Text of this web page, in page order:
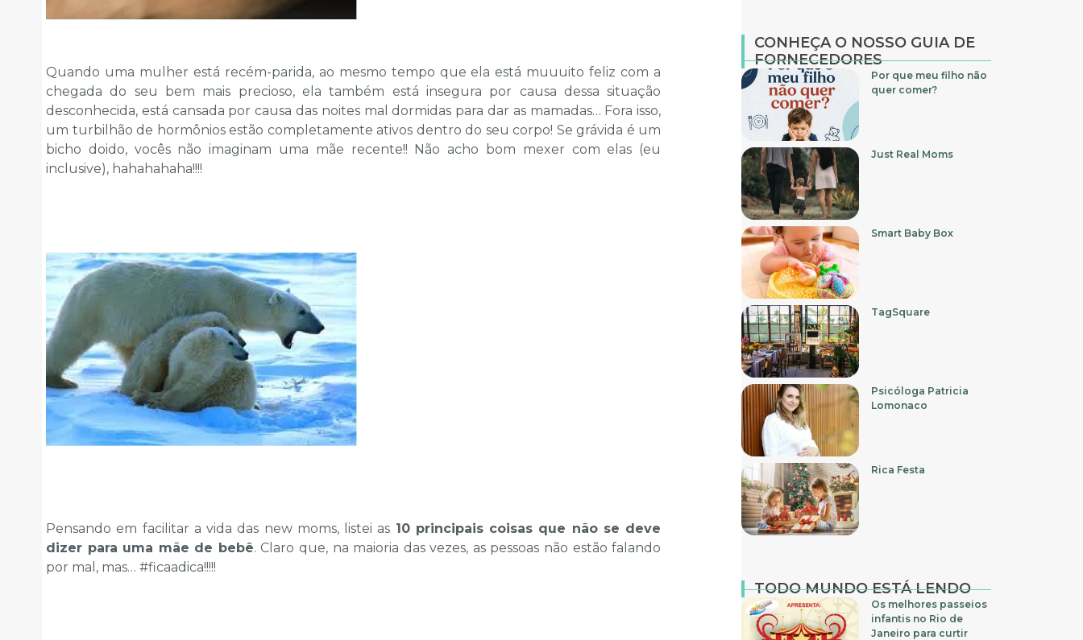
Quando uma mulher está recém-parida, ao mesmo tempo que ela está muuuito feliz com a
chegada do seu bem mais precioso, ela também está insegura por causa dessa situação
desconhecida, está cansada por causa das noites mal dormidas para dar as mamadas… Fora isso,
um turbilhão de hormônios estão completamente ativos dentro do seu corpo! Se grávida é um
bicho doido, vocês não imaginam uma mãe recente!! Não acho bom mexer com elas (eu
inclusive), hahahahaha!!!!
Pensando em facilitar a vida das new moms, listei as 10 principais coisas que não se deve
dizer para uma mãe de bebê. Claro que, na maioria das vezes, as pessoas não estão falando
por mal, mas… #ficaadica!!!!!
CONHEÇA O NOSSO GUIA DE
FORNECEDORES
Por que meu filho não
quer comer?
Just Real Moms
Smart Baby Box
TagSquare
Psicóloga Patricia
Lomonaco
Rica Festa
TODO MUNDO ESTÁ LENDO
Os melhores passeios
infantis no Rio de
Janeiro para curtir